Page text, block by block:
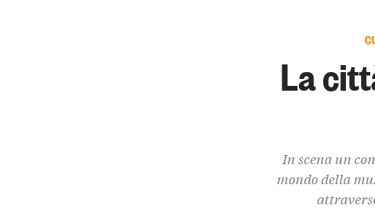
La
In scena un
mondo della